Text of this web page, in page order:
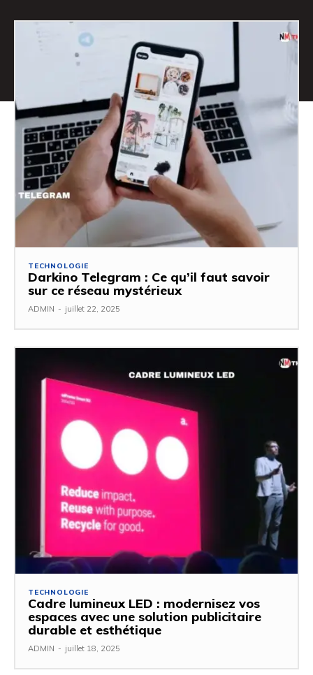
TECHNOLOGIE
Darkino Telegram : Ce qu’il faut savoir
sur ce réseau mystérieux
ADMIN - juillet 22, 2025
TECHNOLOGIE
Cadre lumineux LED : modernisez vos
espaces avec une solution publicitaire
durable et esthétique
ADMIN - juillet 18, 2025